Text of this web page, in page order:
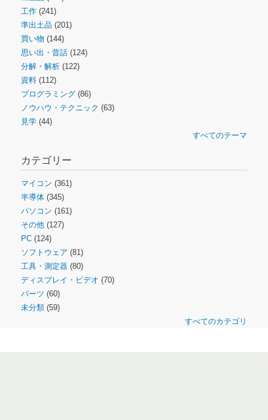
工作 (241)
準出土品 (201)
買い物 (144)
思い出・昔話 (124)
分解・解析 (122)
資料 (112)
プログラミング (86)
ノウハウ・テクニック (63)
見学 (44)
すべてのテーマ
カテゴリー
マイコン (361)
半導体 (345)
パソコン (161)
その他 (127)
PC (124)
ソフトウェア (81)
工具・測定器 (80)
ディスプレイ・ビデオ (70)
パーツ (60)
未分類 (59)
すべてのカテゴリ